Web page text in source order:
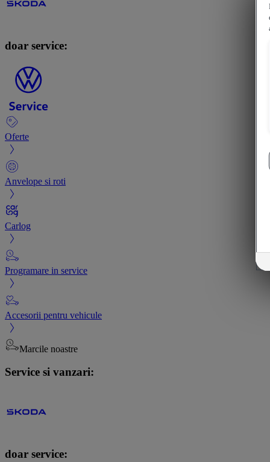
doar service:
Oferte
Anvelope si roti
Carlog
Programare in service
Accesorii pentru vehicule
Marcile noastre
Service si vanzari:
doar service: